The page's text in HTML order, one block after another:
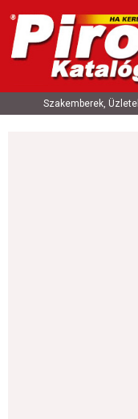
Szakemberek,